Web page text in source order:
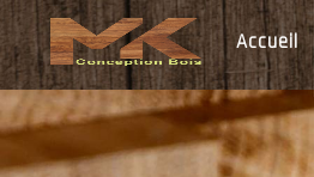
Accueil
Panneau de gestion des cookies